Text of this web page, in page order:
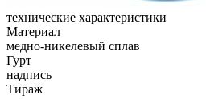
технические характеристики
Материал
медно-никелевый сплав
Гурт
надпись
Тираж